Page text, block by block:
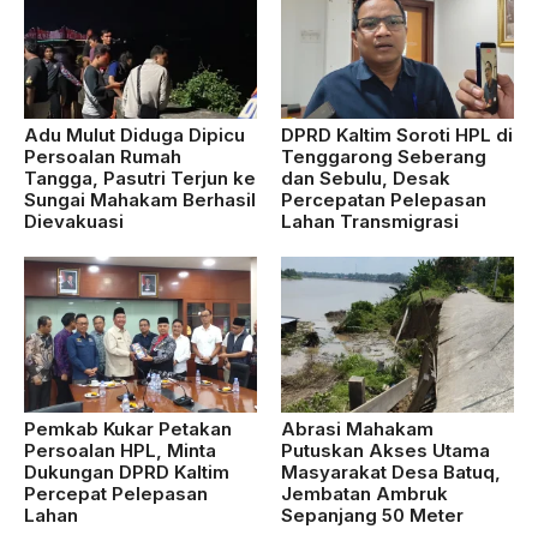
Adu Mulut Diduga Dipicu
Persoalan Rumah
Tangga, Pasutri Terjun ke
Sungai Mahakam Berhasil
Dievakuasi
DPRD Kaltim Soroti HPL di
Tenggarong Seberang
dan Sebulu, Desak
Percepatan Pelepasan
Lahan Transmigrasi
Pemkab Kukar Petakan
Persoalan HPL, Minta
Dukungan DPRD Kaltim
Percepat Pelepasan
Lahan
Abrasi Mahakam
Putuskan Akses Utama
Masyarakat Desa Batuq,
Jembatan Ambruk
Sepanjang 50 Meter